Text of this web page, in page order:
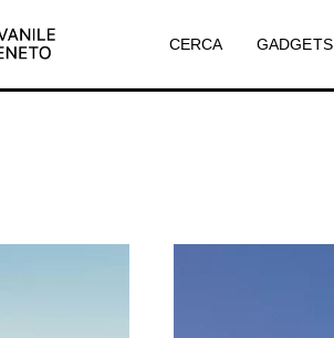
CERCA GADGETS